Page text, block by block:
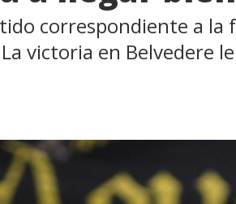
correspondiente a
victoria en Belvedere